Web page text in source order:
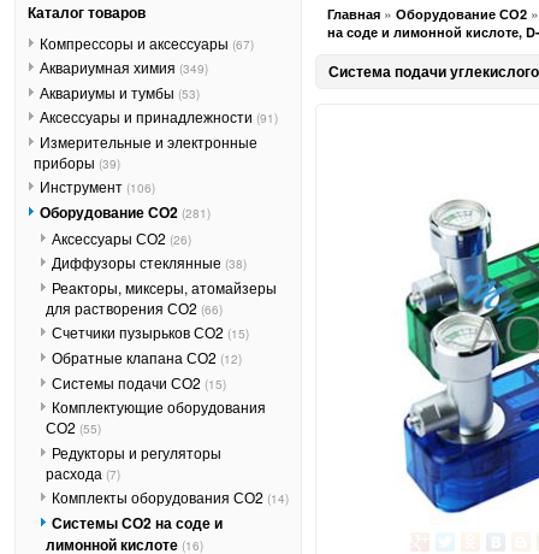
Главная » Оборудование СО2
на соде и лимонной кислоте,
Система подачи
Каталог товаров
Компрессоры и аксессуары (67)
Аквариумная химия (349)
Аквариумы и тумбы (53)
Аксессуары и принадлежности (91)
Измерительные и электронные
приборы (39)
Инструмент (106)
Оборудование СО2 (281)
Аксессуары СО2 (26)
Диффузоры стеклянные (38)
Реакторы, миксеры, атомайзеры
для растворения СО2 (66)
Счетчики пузырьков СО2 (15)
Обратные клапана СО2 (12)
Системы подачи СО2 (15)
Комплектующие оборудования
СО2 (55)
Редукторы и регуляторы
расхода (7)
Комплекты оборудования СО2 (14)
Системы СО2 на соде и
лимонной кислоте (16)